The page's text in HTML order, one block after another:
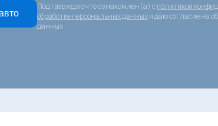
Подтверждаю что ознакомлен(а) сполитикой
обработке персональных данныхи даю согласие на
данных